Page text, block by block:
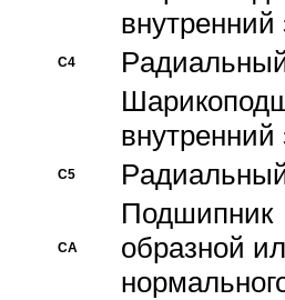
C4
C5
CA
Подшипник
образной